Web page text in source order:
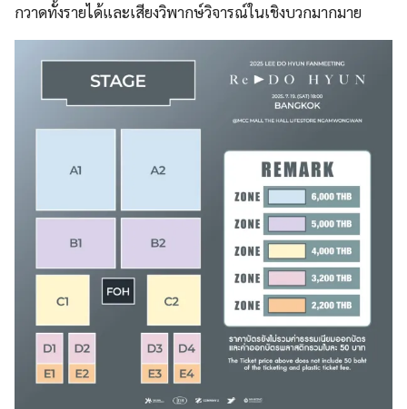
กวาดทั้งรายได้และเสียงวิพากษ์วิจารณ์ในเชิงบวกมากมาย